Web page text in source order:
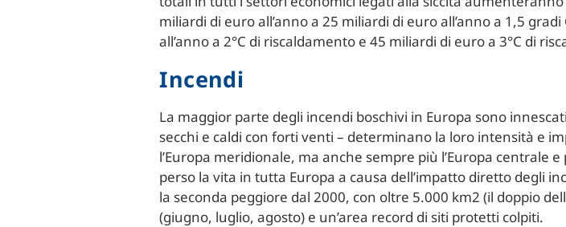
miliardi di euro all’anno a 25 miliardi di euro all’anno a 1,5
all’anno a 2°C di riscaldamento e 45 miliardi di euro a 3°C di
Incendi
La maggior parte degli incendi boschivi in Europa sono
secchi e caldi con forti venti – determinano la loro intensità e
l’Europa meridionale, ma anche sempre più l’Europa
perso la vita in tutta Europa a causa dell’impatto diretto degli
la seconda peggiore dal 2000, con oltre 5.000 km2 (il doppio
(giugno, luglio, agosto) e un’area record di siti protetti colpiti.